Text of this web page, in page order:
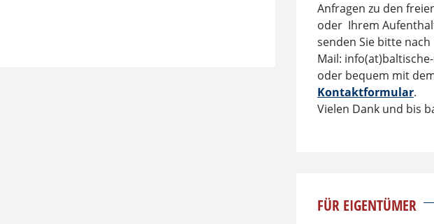
Anfragen zu den
oder Ihrem
senden Sie bitte
Mail:
oder bequem mit
Kontaktformular.
Vielen Dank und bis
FÜR EIGENTÜMER